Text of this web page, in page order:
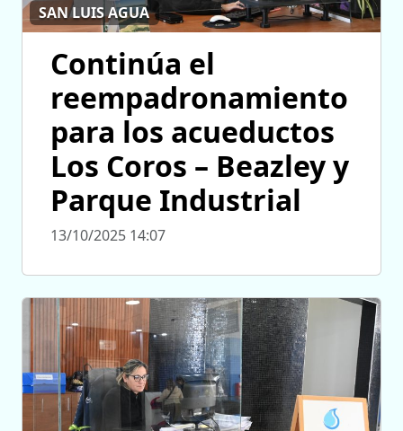
SAN LUIS AGUA
Continúa el
reempadronamiento
para los acueductos
Los Coros – Beazley y
Parque Industrial
13/10/2025 14:07